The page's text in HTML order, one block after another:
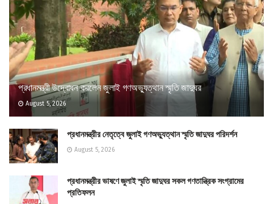
প্রধানমন্ত্রী উদ্বোধন করলেন জুলাই গণঅভ্যুত্থান স্মৃতি জাদুঘর
August 5, 2026
প্রধানমন্ত্রীর নেতৃত্বে জুলাই গণঅভ্যুত্থান স্মৃতি জাদুঘর পরিদর্শন
August 5, 2026
প্রধানমন্ত্রীর ভাষণে জুলাই স্মৃতি জাদুঘর সকল গণতান্ত্রিক সংগ্রামের
প্রতিফলন